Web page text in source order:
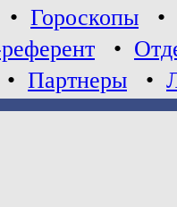
• Гороскопы •
•
• Партнеры •